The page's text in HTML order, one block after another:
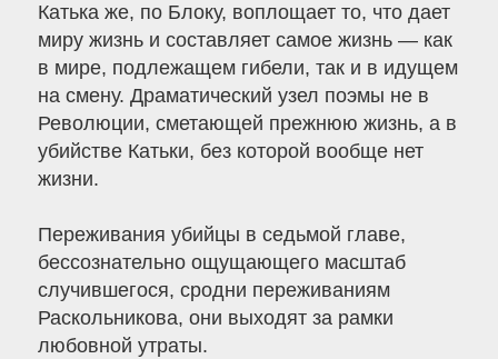
Катька же, по Блоку, воплощает то, что дает
миру жизнь и составляет самое жизнь — как
в мире, подлежащем гибели, так и в идущем
на смену. Драматический узел поэмы не в
Революции, сметающей прежнюю жизнь, а в
убийстве Катьки, без которой вообще нет
жизни.
Переживания убийцы в седьмой главе,
бессознательно ощущающего масштаб
случившегося, сродни переживаниям
Раскольникова, они выходят за рамки
любовной утраты.